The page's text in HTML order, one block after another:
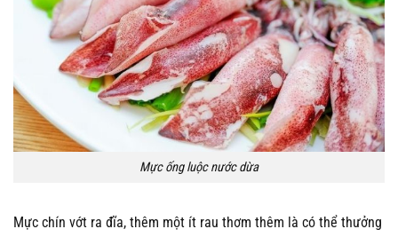
Mực ống luộc nước dừa
Mực chín vớt ra đĩa, thêm một ít rau thơm thêm là có thể thưởng